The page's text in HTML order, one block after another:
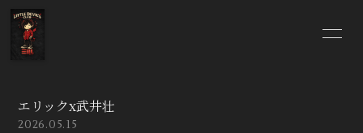
SCHEDULE
エリックx武井壮
2026.05.15